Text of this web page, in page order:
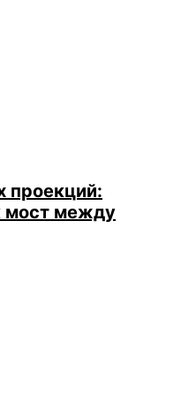
проекций:
мост между